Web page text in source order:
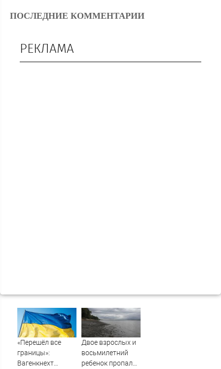
ПОСЛЕДНИЕ КОММЕНТАРИИ
РЕКЛАМА
«Перешёл все
границы»:
Вагенкнехт
Двое взрослых и
восьмилетний
ребенок пропали